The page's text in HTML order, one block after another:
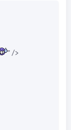
" />